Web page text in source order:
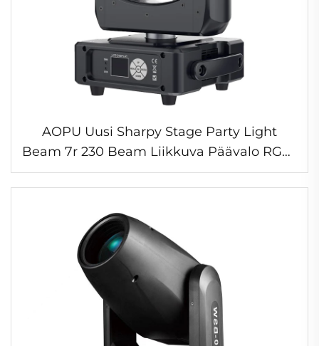
AOPU Uusi Sharpy Stage Party Light
Beam 7r 230 Beam Liikkuva Päävalo RGB-
kehällä Hääille Dj Disco Klubiin